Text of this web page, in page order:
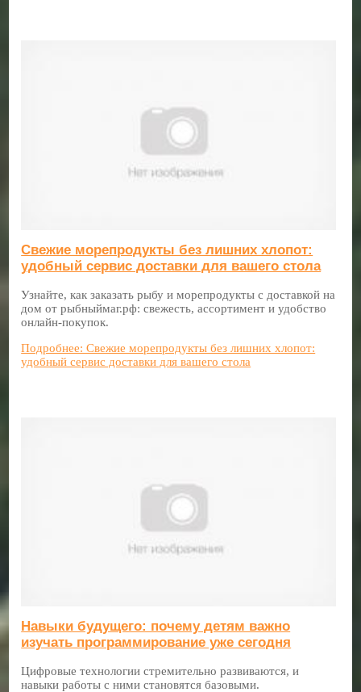
Свежие морепродукты без лишних хлопот:
удобный сервис доставки для вашего стола
Узнайте, как заказать рыбу и морепродукты с доставкой на
дом от рыбныймаг.рф: свежесть, ассортимент и удобство
онлайн-покупок.
Подробнее: Свежие морепродукты без лишних хлопот:
удобный сервис доставки для вашего стола
Навыки будущего: почему детям важно
изучать программирование уже сегодня
Цифровые технологии стремительно развиваются, и
навыки работы с ними становятся базовыми.